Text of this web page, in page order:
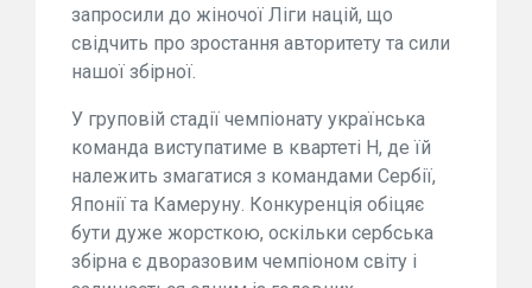
запросили до жіночої Ліги націй, що
свідчить про зростання авторитету та сили
нашої збірної.
У груповій стадії чемпіонату українська
команда виступатиме в квартеті H, де їй
належить змагатися з командами Сербії,
Японії та Камеруну. Конкуренція обіцяє
бути дуже жорсткою, оскільки сербська
збірна є дворазовим чемпіоном світу і